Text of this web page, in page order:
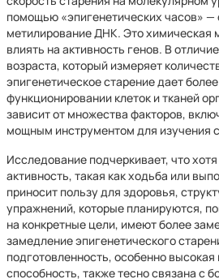
помощью «эпигенетических часов» —
метилирование ДНК. Это химическая
влиять на активность генов. В
возраста, который измеряет
эпигенетическое старение дает
функционировании клеток и тканей
зависит от множества факторов,
мощным инструментом для изучения
Исследование подчеркивает, что
активность, такая как ходьба или
приносит пользу для здоровья,
упражнений, которые планируются,
на конкретные цели, имеют более
замедление эпигенетического
подготовленность, особенно
способность, также тесно связана с